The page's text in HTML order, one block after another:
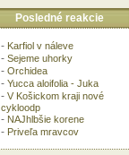
Posledné reakcie
- Karfiol v náleve
- Sejeme uhorky
- Orchidea
- Yucca aloifolia - Juka
- V Košickom kraji nové
cykloodp
- NAJhlbšie korene
- Priveľa mravcov